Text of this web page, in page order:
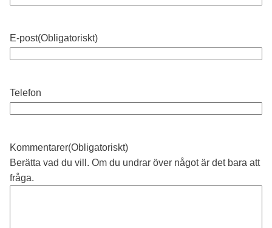
E-post(Obligatoriskt)
Telefon
Kommentarer(Obligatoriskt)
Berätta vad du vill. Om du undrar över något är det bara att
fråga.